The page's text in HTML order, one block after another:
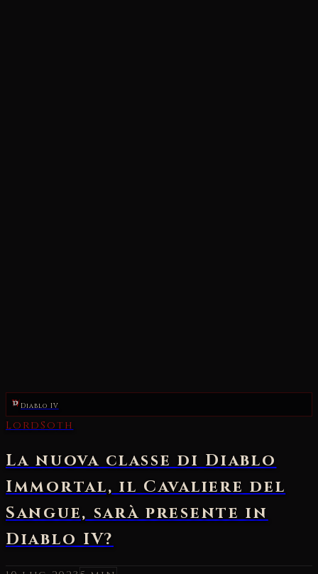
Diablo IV